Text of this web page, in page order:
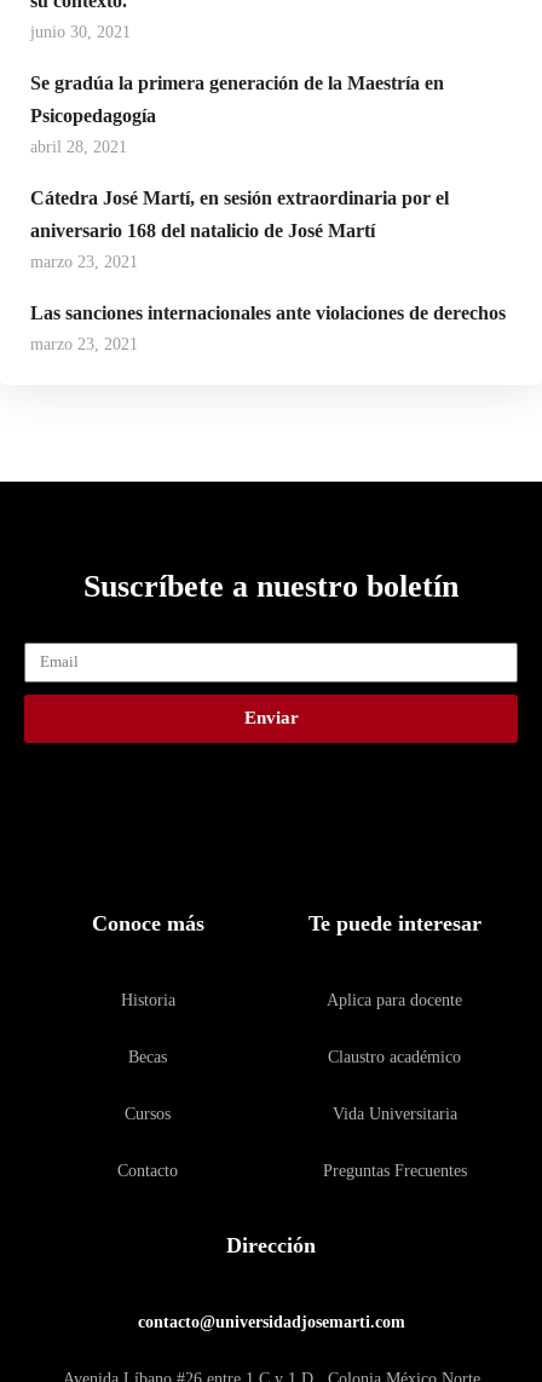
junio 30, 2021
Se gradúa la primera generación de la Maestría en
Psicopedagogía
abril 28, 2021
Cátedra José Martí, en sesión extraordinaria por el
aniversario 168 del natalicio de José Martí
marzo 23, 2021
Las sanciones internacionales ante violaciones de derechos
marzo 23, 2021
Suscríbete a nuestro boletín
Enviar
Conoce más
Historia
Becas
Cursos
Contacto
Te puede interesar
Aplica para docente
Claustro académico
Vida Universitaria
Preguntas Frecuentes
Dirección
contacto@universidadjosemarti.com